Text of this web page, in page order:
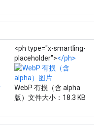
<ph type="x-smartling-
placeholder"></ph>
WebP 有损（含 alpha
版）文件大小：18.3 KB